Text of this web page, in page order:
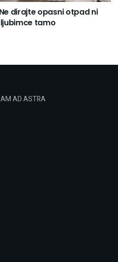
dirajte opasni otpad ni
tamo
AD ASTRA